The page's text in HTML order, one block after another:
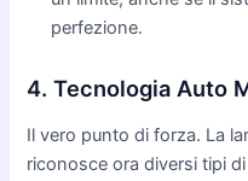
perfezione.
4. Tecnologia Auto
Il vero punto di forza. La
riconosce ora diversi tipi